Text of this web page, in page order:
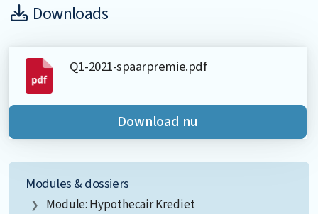
Downloads
Q1-2021-spaarpremie.pdf
Download nu
Modules & dossiers
Module: Hypothecair Krediet